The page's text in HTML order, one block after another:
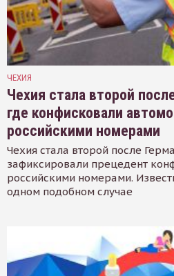
ЧЕХИЯ
Чехия стала второй
где конфисковали
российскими номерами
Чехия стала второй после
зафиксировали прецедент
российскими номерами.
одном подобном случае